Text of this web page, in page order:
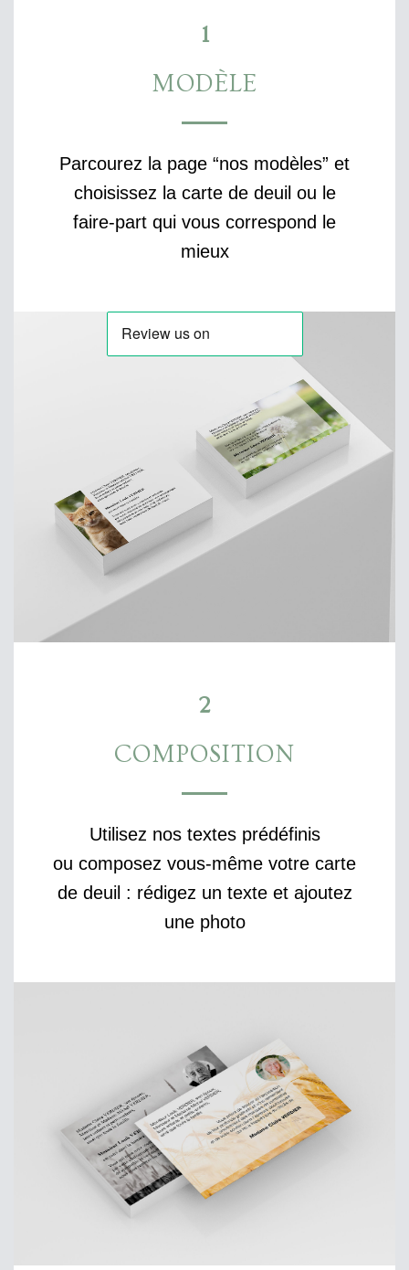
1
MODÈLE
Parcourez la page “nos modèles” et
choisissez la carte de deuil ou le
faire-part qui vous correspond le
mieux
2
COMPOSITION
Utilisez nos textes prédéfinis
ou composez vous-même votre carte
de deuil : rédigez un texte et ajoutez
une photo